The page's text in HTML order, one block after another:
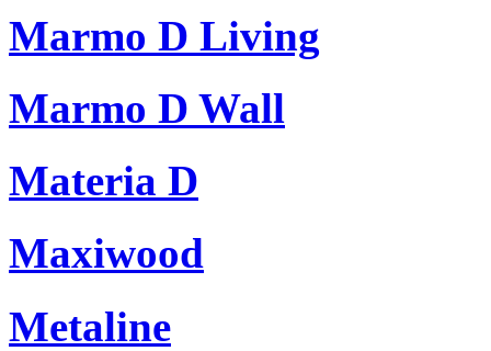
Marmo D Living
Marmo D Wall
Materia D
Maxiwood
Metaline